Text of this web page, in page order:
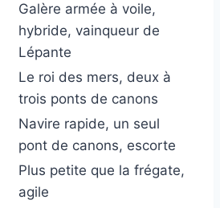
Galère armée à voile,
hybride, vainqueur de
Lépante
Le roi des mers, deux à
trois ponts de canons
Navire rapide, un seul
pont de canons, escorte
Plus petite que la frégate,
agile